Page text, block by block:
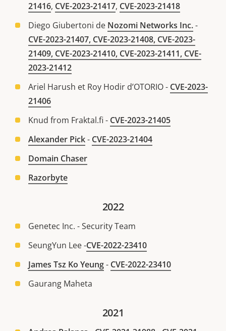
21416, CVE-2023-21417, CVE-2023-21418
Diego Giubertoni de Nozomi Networks Inc.-
CVE-2023-21407, CVE-2023-21408, CVE-2023-
21409, CVE-2023-21410, CVE-2023-21411, CVE-
2023-21412
Ariel Harush et Roy Hodir d’OTORIO - CVE-2023-
21406
Knud from Fraktal.fi - CVE-2023-21405
Alexander Pick- CVE-2023-21404
Domain Chaser
Razorbyte
2022
Genetec Inc. - Security Team
SeungYun Lee -CVE-2022-23410
James Tsz Ko Yeung- CVE-2022-23410
Gaurang Maheta
2021